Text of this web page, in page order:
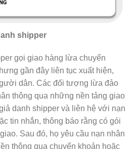
shipper
gọi giao hàng lừa chuyển
gần đây liên tục xuất hiện,
dân. Các đối tượng lừa đảo
thông qua những nền tảng giao
danh shipper và liên hệ với nạn
tin nhắn, thông báo rằng có gói
Sau đó, họ yêu cầu nạn nhân
thông qua chuyển khoản hoặc